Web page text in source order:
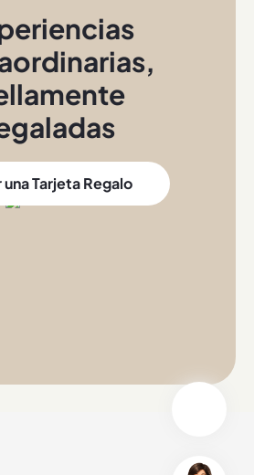
,
una Tarjeta Regalo